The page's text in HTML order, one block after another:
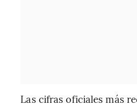
Las cifras oficiales más